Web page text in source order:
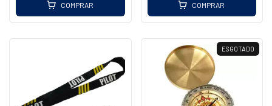
COMPRAR COMPRAR
ESGOTADO